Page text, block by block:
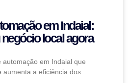
em Indaial:
local agora
em Indaial que
aumenta a eficiência dos